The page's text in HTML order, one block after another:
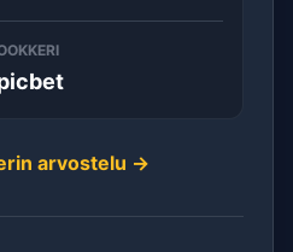
arvostelu →